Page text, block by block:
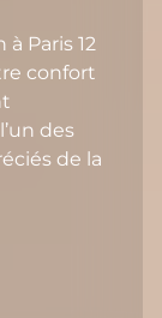
Paris 12
confort
des
de la